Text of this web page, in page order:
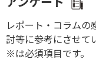
レポート・コラムの
討等に参考にさせて
※は必須項目です。